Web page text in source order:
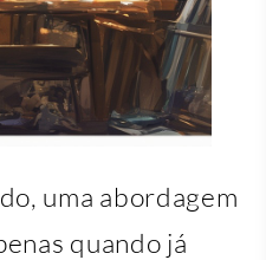
uma abordagem
quando já